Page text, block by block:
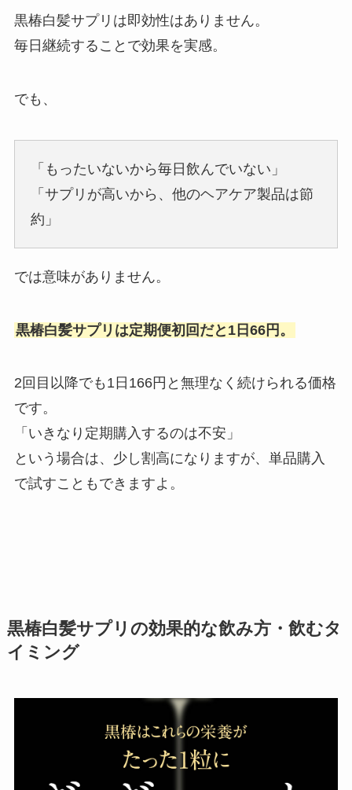
黒椿白髪サプリは即効性はありません。
毎日継続することで効果を実感。
でも、
「もったいないから毎日飲んでいない」
「サプリが高いから、他のヘアケア製品は節
約」
では意味がありません。
黒椿白髪サプリは定期便初回だと1日66円。
2回目以降でも1日166円と無理なく続けられる価格
です。
「いきなり定期購入するのは不安」
という場合は、少し割高になりますが、単品購入
で試すこともできますよ。
黒椿白髪サプリの効果的な飲み方・飲むタ
イミング